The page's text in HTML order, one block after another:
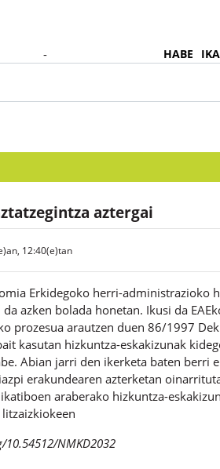
- HABE
aztergai
12:40(e)tan
Erkidegoko herri-administrazioko
azken bolada honetan. Ikusi da
prozesua arautzen duen 86/1997
kasutan hizkuntza-eskakizunak
Abian jarri den ikerketa baten berri
erakundearen azterketan
araberako hizkuntza-
NMKD2032